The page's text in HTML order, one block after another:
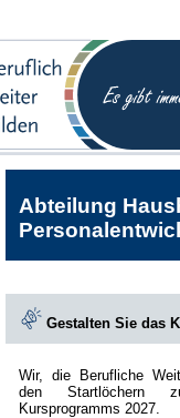
Abteilung
Gestalten Sie das
Wir, die Berufliche
den Startlöchern
Kursprogramms 2027.